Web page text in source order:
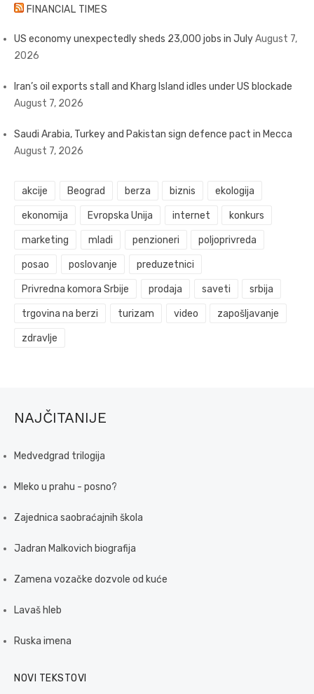
FINANCIAL TIMES
US economy unexpectedly sheds 23,000 jobs in JulyAugust 7,
2026
Iran’s oil exports stall and Kharg Island idles under US blockade
August 7, 2026
Saudi Arabia, Turkey and Pakistan sign defence pact in Mecca
August 7, 2026
akcije Beograd berza biznis ekologija
ekonomija Evropska Unija internet konkurs
marketing mladi penzioneri poljoprivreda
posao poslovanje preduzetnici
Privredna komora Srbije prodaja saveti srbija
trgovina na berzi turizam video zapošljavanje
zdravlje
NAJČITANIJE
Medvedgrad trilogija
Mleko u prahu - posno?
Zajednica saobraćajnih škola
Jadran Malkovich biografija
Zamena vozačke dozvole od kuće
Lavaš hleb
Ruska imena
NOVI TEKSTOVI